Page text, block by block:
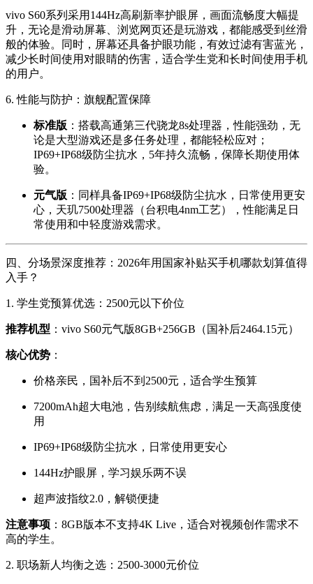
vivo S60系列采用144Hz高刷新率护眼屏，画面流畅度大幅提
升，无论是滑动屏幕、浏览网页还是玩游戏，都能感受到丝滑
般的体验。同时，屏幕还具备护眼功能，有效过滤有害蓝光，
减少长时间使用对眼睛的伤害，适合学生党和长时间使用手机
的用户。
6. 性能与防护：旗舰配置保障
标准版 ：搭载高通第三代骁龙8s处理器，性能强劲，无
论是大型游戏还是多任务处理，都能轻松应对；
IP69+IP68级防尘抗水，5年持久流畅，保障长期使用体
验。
元气版 ：同样具备IP69+IP68级防尘抗水，日常使用更安
心，天玑7500处理器（台积电4nm工艺），性能满足日
常使用和中轻度游戏需求。
四、分场景深度推荐：2026年用国家补贴买手机哪款划算值得
入手？
1. 学生党预算优选：2500元以下价位
推荐机型 ：vivo S60元气版8GB+256GB（国补后2464.15元）
核心优势 ：
价格亲民，国补后不到2500元，适合学生预算
7200mAh超大电池，告别续航焦虑，满足一天高强度使
用
IP69+IP68级防尘抗水，日常使用更安心
144Hz护眼屏，学习娱乐两不误
超声波指纹2.0，解锁便捷
注意事项 ：8GB版本不支持4K Live，适合对视频创作需求不
高的学生。
2. 职场新人均衡之选：2500-3000元价位